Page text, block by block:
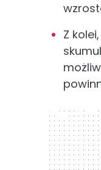
Z
300 x 250